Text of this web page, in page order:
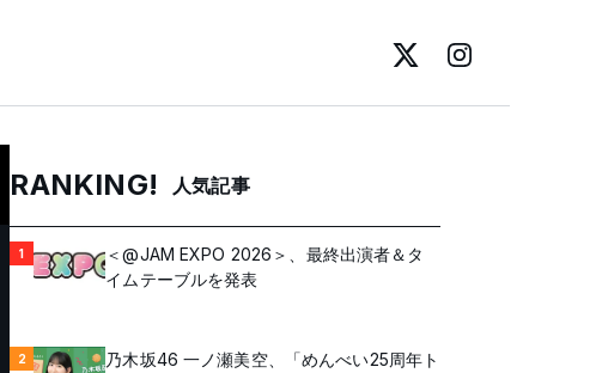
RANKING! 人気記事
1
＜@JAM EXPO 2026＞、最終出演者＆タ
イムテーブルを発表
2
乃木坂46 一ノ瀬美空、「めんべい25周年ト